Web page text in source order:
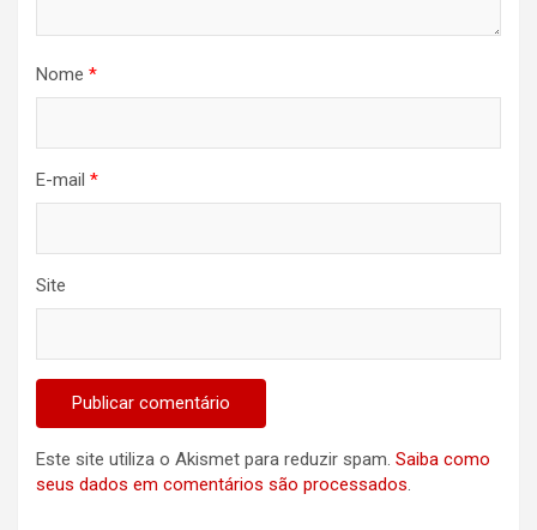
Nome *
E-mail *
Site
Este site utiliza o Akismet para reduzir spam. Saiba como
seus dados em comentários são processados.